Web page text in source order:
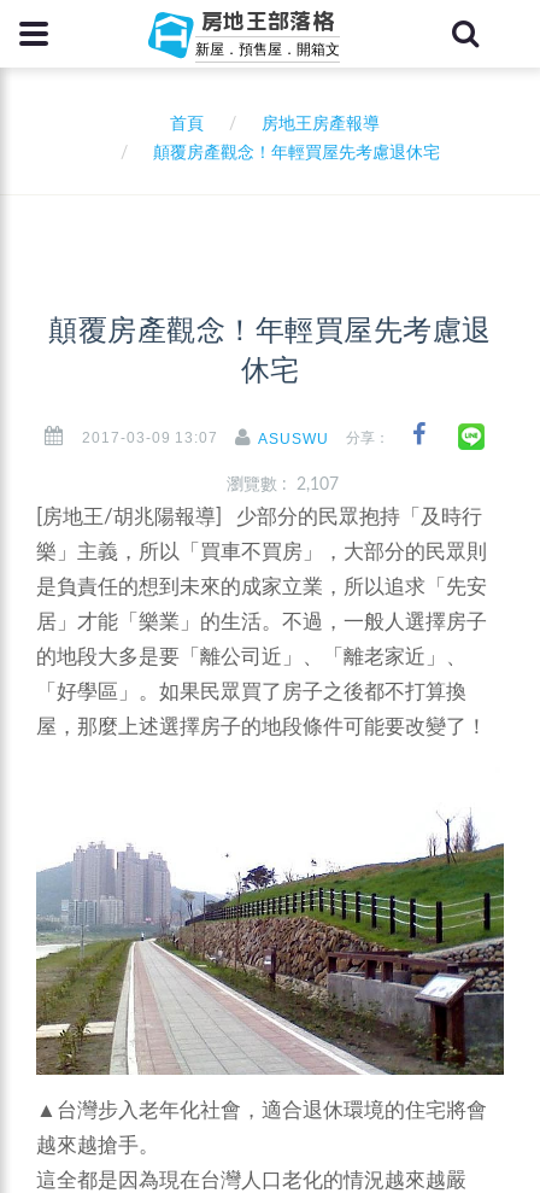
房地王部落格
新屋．預售屋．開箱文
首頁
房地王房產報導
顛覆房產觀念！年輕買屋先考慮退休宅
顛覆房產觀念！年輕買屋先考慮退
休宅
2017-03-09 13:07 ASUSWU 分享：
瀏覽數 : 2,107
[房地王/胡兆陽報導] 少部分的民眾抱持「及時行
樂」主義，所以「買車不買房」，大部分的民眾則
是負責任的想到未來的成家立業，所以追求「先安
居」才能「樂業」的生活。不過，一般人選擇房子
的地段大多是要「離公司近」、「離老家近」、
「好學區」。如果民眾買了房子之後都不打算換
屋，那麼上述選擇房子的地段條件可能要改變了！
▲台灣步入老年化社會，適合退休環境的住宅將會
越來越搶手。
這全都是因為現在台灣人口老化的情況越來越嚴